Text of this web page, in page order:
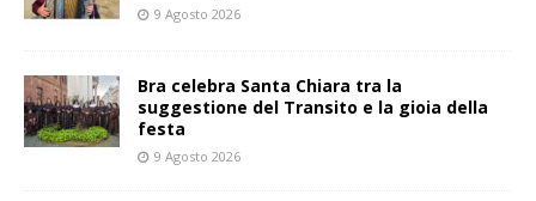
9 Agosto 2026
Bra celebra Santa Chiara tra la
suggestione del Transito e la gioia della
festa
9 Agosto 2026